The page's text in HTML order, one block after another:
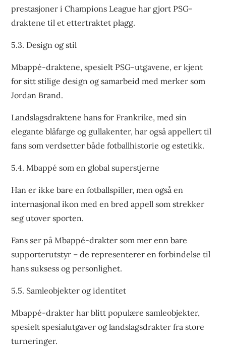
prestasjoner i Champions League har gjort PSG-
draktene til et ettertraktet plagg.
5.3. Design og stil
Mbappé-draktene, spesielt PSG-utgavene, er kjent
for sitt stilige design og samarbeid med merker som
Jordan Brand.
Landslagsdraktene hans for Frankrike, med sin
elegante blåfarge og gullakenter, har også appellert til
fans som verdsetter både fotballhistorie og estetikk.
5.4. Mbappé som en global superstjerne
Han er ikke bare en fotballspiller, men også en
internasjonal ikon med en bred appell som strekker
seg utover sporten.
Fans ser på Mbappé-drakter som mer enn bare
supporterutstyr – de representerer en forbindelse til
hans suksess og personlighet.
5.5. Samleobjekter og identitet
Mbappé-drakter har blitt populære samleobjekter,
spesielt spesialutgaver og landslagsdrakter fra store
turneringer.